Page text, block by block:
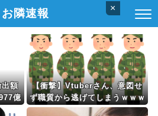
×
お隣速報
額
億
増
【衝撃】Vtuberさん、意図せ
ず職質から逃げてしまうｗｗｗ
ｗｗｗｗｗ